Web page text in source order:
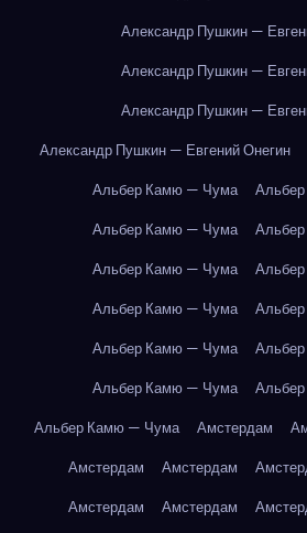
Александр Пушкин —
Александр Пушкин —
Александр Пушкин —
Александр Пушкин — Евгений Онегин
Альбер Камю — Чума
Альбер Камю — Чума
Альбер Камю — Чума
Альбер Камю — Чума
Альбер Камю — Чума
Альбер Камю — Чума
Альбер Камю — Чума
Амстердам
Амстердам
Амстердам
Амстердам
Амстердам